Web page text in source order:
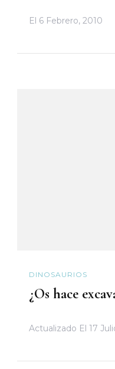
El 6 Febrero, 2010
DINOSAURIOS
¿Os hace
Actualizado El 17